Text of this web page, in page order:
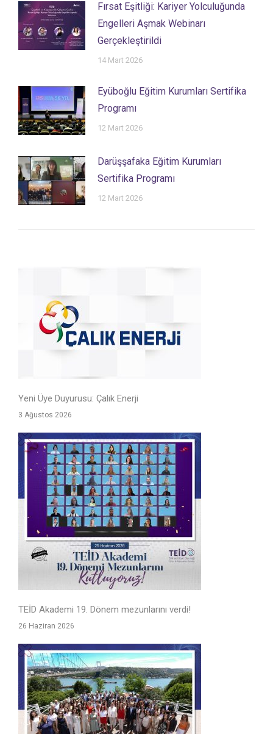
Fırsat Eşitliği: Kariyer Yolculuğunda
Engelleri Aşmak Webinarı
Gerçekleştirildi
14 Mart 2026
Eyüboğlu Eğitim Kurumları Sertifika
Programı
12 Mart 2026
Darüşşafaka Eğitim Kurumları
Sertifika Programı
12 Mart 2026
Yeni Üye Duyurusu: Çalık Enerji
3 Ağustos 2026
TEİD Akademi 19. Dönem mezunlarını verdi!
26 Haziran 2026